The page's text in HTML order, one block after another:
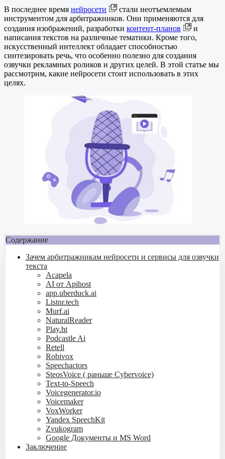
В последнее время нейросети
стали неотъемлемым
инструментом для арбитражников. Они применяются для
создания изображений, разработки контент-планов
и
написания текстов на различные тематики. Кроме того,
искусственный интеллект обладает способностью
синтезировать речь, что особенно полезно для создания
озвучки рекламных роликов и других целей. В этой статье мы
рассмотрим, какие нейросети стоит использовать в этих
целях.
Содержание
Зачем арбитражникам нейросети и сервисы для озвучки
текста
Acapela
AI от Apihost
app.uberduck.ai
Listnr.tech
Murf.ai
NaturalReader
Play.ht
Podcastle Ai
Retell
Robivox
Speechactors
SteosVoice ( раньше Cybervoice)
Text-to-Speech
Voicegenerator.io
Voicemaker
VoxWorker
Yandex SpeechKit
Zvukogram
Google Документы и MS Word
Заключение